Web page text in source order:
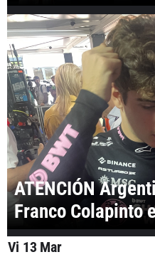
ATENCIÓN
Franco Colapinto
Vi 13 Mar